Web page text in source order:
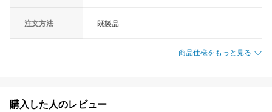
注文方法 既製品
商品仕様をもっと見る
購入した人のレビュー